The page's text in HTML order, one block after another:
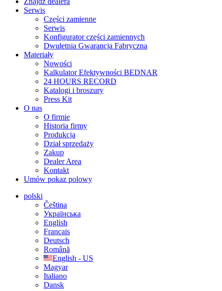
Serwis
Części zamienne
Serwis
Konfigurator części zamiennych
Dwuletnia Gwarancja Fabryczna
Materiały
Nowości
Kalkulator Efektywności BEDNAR
24 HOURS RECORD
Katalogi i broszury
Press Kit
O nas
O firmie
Historia firmy
Produkcja
Dział sprzedaży
Zakup
Dealer Area
Kontakt
Umów pokaz polowy
polski
Čeština
Українська
English
Français
Deutsch
Română
English - US
Magyar
Italiano
Dansk